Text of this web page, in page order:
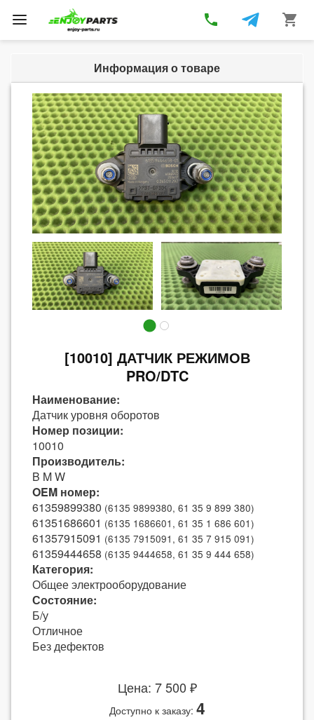
Toggle
navigation
phone shopping_cart
Информация о товаре
[10010] ДАТЧИК РЕЖИМОВ
PRO/DTC
Наименование:
Датчик уровня оборотов
Номер позиции:
10010
Производитель:
B M W
OEM номер:
61359899380 (6135 9899380, 61 35 9 899 380)
61351686601 (6135 1686601, 61 35 1 686 601)
61357915091 (6135 7915091, 61 35 7 915 091)
61359444658 (6135 9444658, 61 35 9 444 658)
Категория:
Общее электрооборудование
Состояние:
Б/у
Отличное
Без дефектов
Цена: 7 500 ₽
Доступно к заказу: 4